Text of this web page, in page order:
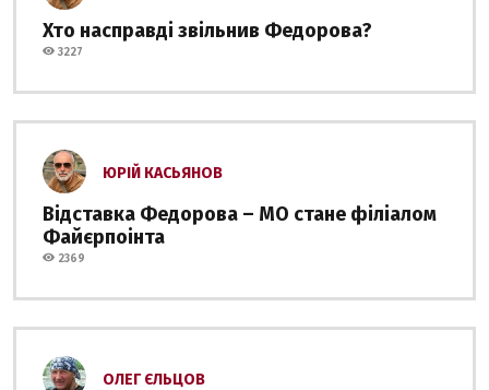
Хто насправді звільнив Федорова?
3227
ЮРІЙ КАСЬЯНОВ
Відставка Федорова – МО стане філіалом
Файєрпоінта
2369
ОЛЕГ ЄЛЬЦОВ